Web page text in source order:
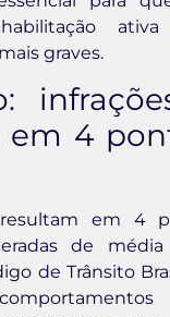
graves.
em 4
em 4
de média
de Trânsito